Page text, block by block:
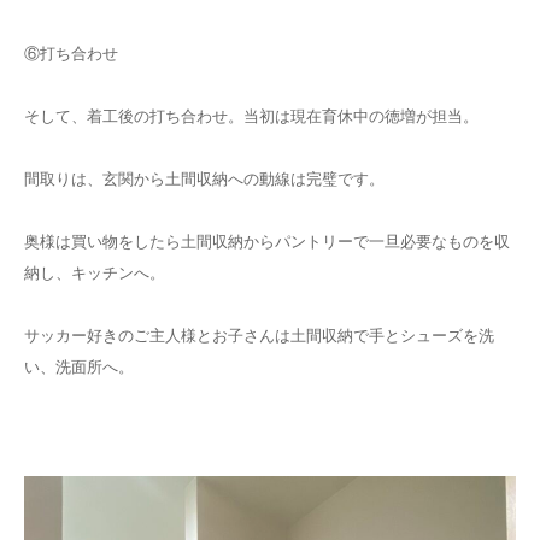
⑥打ち合わせ
そして、着工後の打ち合わせ。当初は現在育休中の徳増が担当。
間取りは、玄関から土間収納への動線は完璧です。
奥様は買い物をしたら土間収納からパントリーで一旦必要なものを収
納し、キッチンへ。
サッカー好きのご主人様とお子さんは土間収納で手とシューズを洗
い、洗面所へ。